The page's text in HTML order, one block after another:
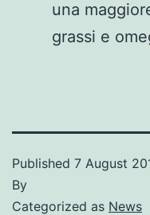
una
grassi e
Published 7 August
By
Categorized as News